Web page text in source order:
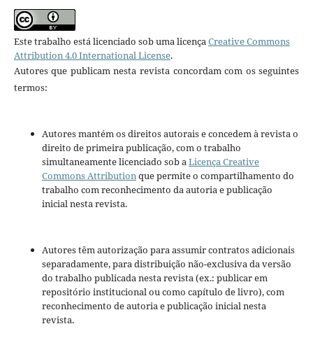
Este trabalho está licenciado sob uma licençaCreative Commons
Attribution 4.0 International License.
Autores que publicam nesta revista concordam com os seguintes
termos:
Autores mantém os direitos autorais e concedem à revista o
direito de primeira publicação, com o trabalho
simultaneamente licenciado sob aLicença Creative
Commons Attributionque permite o compartilhamento do
trabalho com reconhecimento da autoria e publicação
inicial nesta revista.
Autores têm autorização para assumir contratos adicionais
separadamente, para distribuição não-exclusiva da versão
do trabalho publicada nesta revista (ex.: publicar em
repositório institucional ou como capítulo de livro), com
reconhecimento de autoria e publicação inicial nesta
revista.